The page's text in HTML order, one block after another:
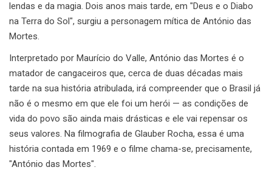
lendas e da magia. Dois anos mais tarde, em "Deus e o Diabo
na Terra do Sol", surgiu a personagem mítica de António das
Mortes.
Interpretado por Maurício do Valle, António das Mortes é o
matador de cangaceiros que, cerca de duas décadas mais
tarde na sua história atribulada, irá compreender que o Brasil já
não é o mesmo em que ele foi um herói — as condições de
vida do povo são ainda mais drásticas e ele vai repensar os
seus valores. Na filmografia de Glauber Rocha, essa é uma
história contada em 1969 e o filme chama-se, precisamente,
"António das Mortes".